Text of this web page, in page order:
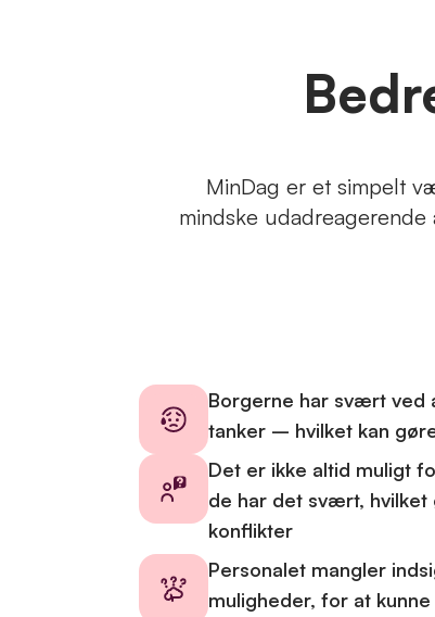
MinDag er et simpelt
mindske
Borgerne har svært ved
tanker – hvilket kan
Det er ikke altid muligt
de har det svært, hvilket
konflikter
Personalet mangler
muligheder, for at